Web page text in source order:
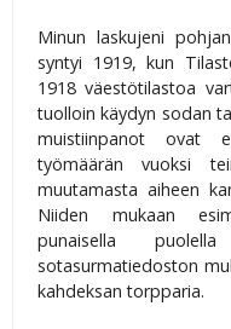
Minun laskujeni
syntyi 1919, kun
1918 väestötilastoa
tuolloin käydyn sodan
muistiinpanot ovat
työmäärän vuoksi
muutamasta aiheen
Niiden mukaan
punaisella
sotasurmatiedoston
kahdeksan torpparia.